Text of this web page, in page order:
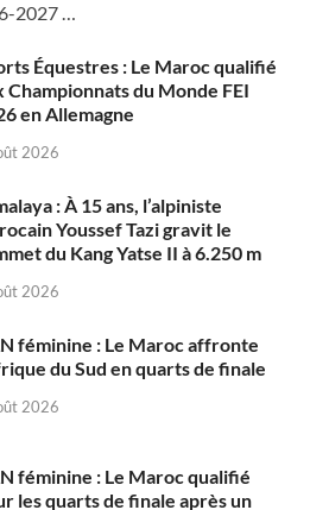
2027 …
Équestres : Le Maroc qualifié
Championnats du Monde FEI
en Allemagne
2026
: À 15 ans, l’alpiniste
Youssef Tazi gravit le
du Kang Yatse II à 6.250 m
2026
féminine : Le Maroc affronte
du Sud en quarts de finale
2026
féminine : Le Maroc qualifié
les quarts de finale après un